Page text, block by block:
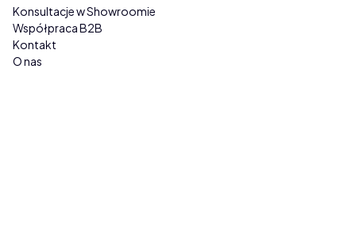
Konsultacje w Showroomie
Współpraca B2B
Kontakt
O nas